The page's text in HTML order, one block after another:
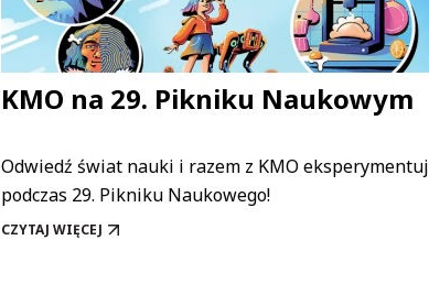
KMO na 29. Pikniku Naukowym
Odwiedź świat nauki i razem z KMO eksperymentuj
podczas 29. Pikniku Naukowego!
CZYTAJ WIĘCEJ
KMO NA 29. PIKNIKU NAUKOWYM